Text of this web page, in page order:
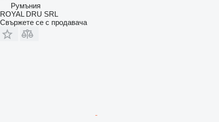
Румъния
ROYAL DRU SRL
Свържете се с продавача